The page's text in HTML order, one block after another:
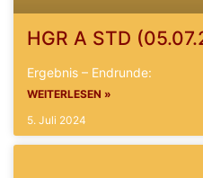
HGR A STD
Ergebnis – Endrunde:
WEITERLESEN »
5. Juli 2024